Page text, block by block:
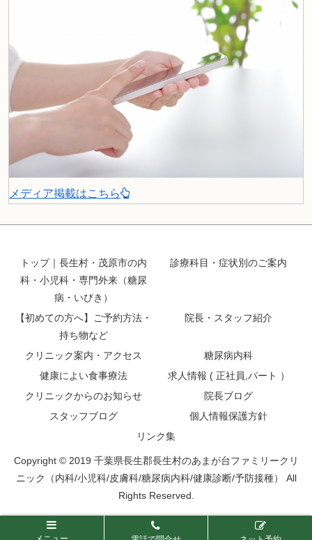
メディア掲載はこちら
トップ｜長生村・茂原市の内
科・小児科・専門外来（糖尿
病・いびき）
診療科目・症状別のご案内
【初めての方へ】ご予約方法・
持ち物など
院長・スタッフ紹介
クリニック案内・アクセス
糖尿病内科
健康によい食事療法
求人情報 ( 正社員,パート ）
クリニックからのお知らせ
院長ブログ
スタッフブログ
個人情報保護方針
リンク集
Copyright © 2019 千葉県長生郡長生村のあまが台ファミリークリ
ニック（内科/小児科/皮膚科/糖尿病内科/健康診断/予防接種） All
Rights Reserved.